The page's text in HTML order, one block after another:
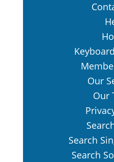
እግዚአብሔር
አሕዛብ ከፊታችሁ
ዛሬም ድረስ
አልቻለም።
አምላካችሁ
ተናገራችሁ ስለ
ነውና ከእናንተ
አምላካችሁን
ትወድዱት ዘንድ
Our
Our
Search
Search